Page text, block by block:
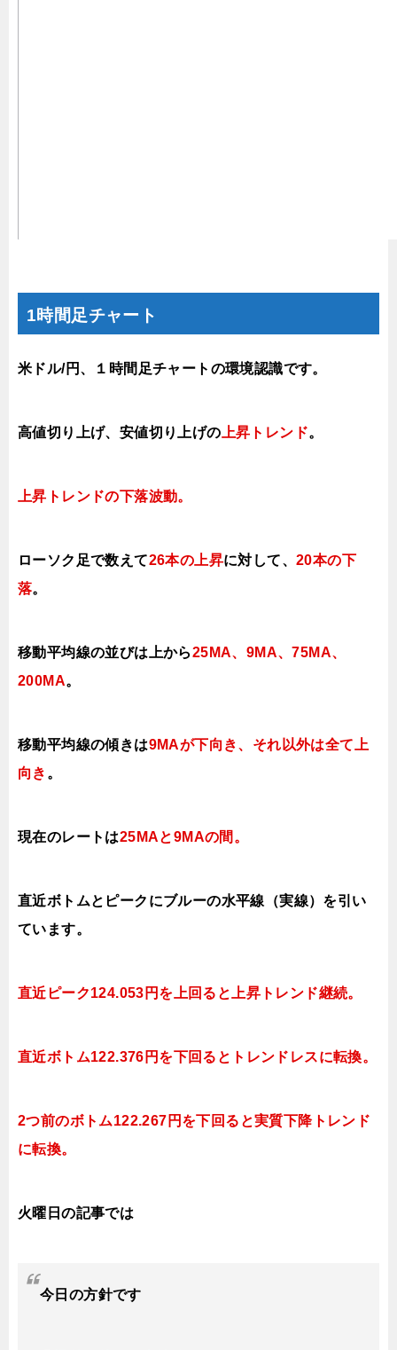
1時間足チャート
米ドル/円、１時間足チャートの環境認識です。
高値切り上げ、安値切り上げの 上昇トレンド。
上昇トレンドの下落波動。
ローソク足で数えて26本の上昇に対して、20本の下
落。
移動平均線の並びは上から25MA、9MA、75MA、
200MA。
移動平均線の傾きは9MAが下向き、それ以外は全て上
向き 。
現在のレートは25MAと9MAの間。
直近ボトムとピークにブルーの水平線（実線）を引い
ています。
直近ピーク124.053円を上回ると上昇 トレンド継続。
直近ボトム122.376円を下回ると トレンドレスに転換。
2つ前のボトム122.267円を下回ると実質下降トレンド
に転換。
火曜日の記事では
今日 の方針です